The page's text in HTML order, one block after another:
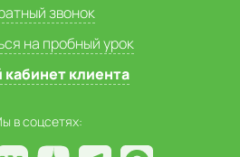
звонок
на пробный урок
клиента
в соцсетях: